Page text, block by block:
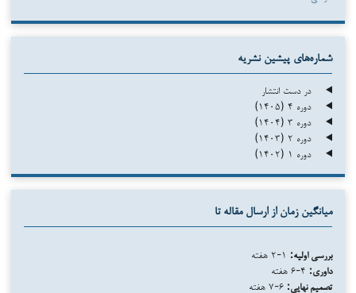
شماره‌های پیشین نشریه
در دست انتشار
دوره ۴ (۱۴۰۵)
دوره ۳ (۱۴۰۴)
دوره ۲ (۱۴۰۳)
دوره ۱ (۱۴۰۲)
میانگین زمان از ارسال مقاله تا
بررسی اولیه:
داوری:
تصمیم نهایی: